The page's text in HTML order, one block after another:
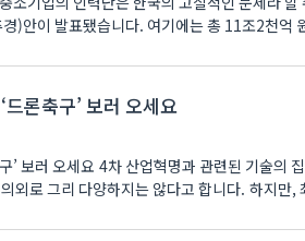
)안이 발표됐습니다. 여기에는 총 11조2천억
론축구’ 보러 오세요
’ 보러 오세요 4차 산업혁명과 관련된 기술의
외로 그리 다양하지는 않다고 합니다. 하지만,